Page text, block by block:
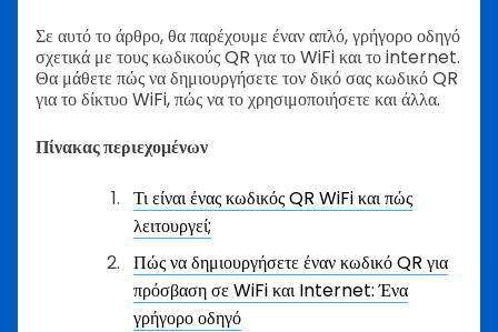
Σε αυτό το άρθρο, θα παρέχουμε έναν απλό, γρήγορο οδηγό
σχετικά με τους κωδικούς QR για το WiFi και το internet.
Θα μάθετε πώς να δημιουργήσετε τον δικό σας κωδικό QR
για το δίκτυο WiFi, πώς να το χρησιμοποιήσετε και άλλα.
Πίνακας περιεχομένων
Τι είναι ένας κωδικός QR WiFi και πώς
λειτουργεί;
Πώς να δημιουργήσετε έναν κωδικό QR για
πρόσβαση σε WiFi και Internet: Ένα
γρήγορο οδηγό